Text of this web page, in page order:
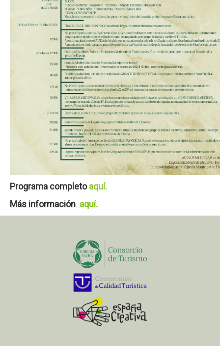
Programa completoaquí.
Más información aquí.